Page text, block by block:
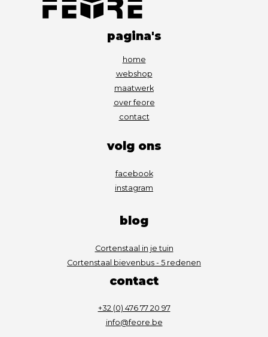
pagina's
home
webshop
maatwerk
over feore
contact
volg ons
facebook
instagram
blog
Cortenstaal in je tuin
Cortenstaal bievenbus - 5 redenen
contact
+32 (0) 476 77 20 97
info@feore.be